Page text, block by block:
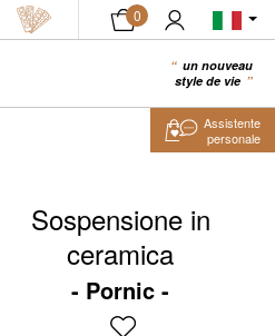
0
un nouveau
style de vie
Sospensione in
ceramica
Pornic
Assistente
personale